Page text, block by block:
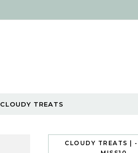
CLOUDY TREATS
CLOUDY TREATS |